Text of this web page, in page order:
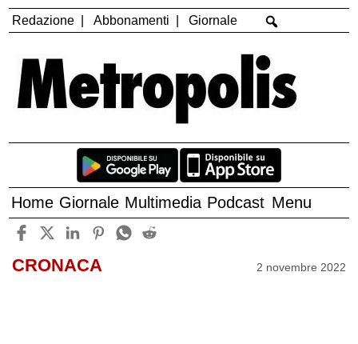
Redazione Abbonamenti Giornale
Home Giornale Multimedia Podcast Menu
CRONACA 2 novembre 2022